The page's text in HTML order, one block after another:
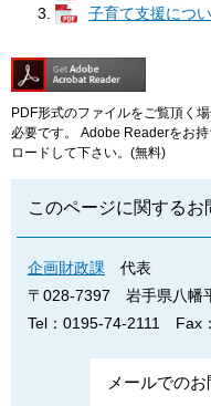
子育て支援につ
PDF形式のファイルをご覧頂く
必要です。
Adobe Readerをお
ロードして下さい。(無料)
このページに関するお
企画財政課
代表
〒028-7397
岩手県八幡
Tel：0195-74-2111
Fax
メールでの